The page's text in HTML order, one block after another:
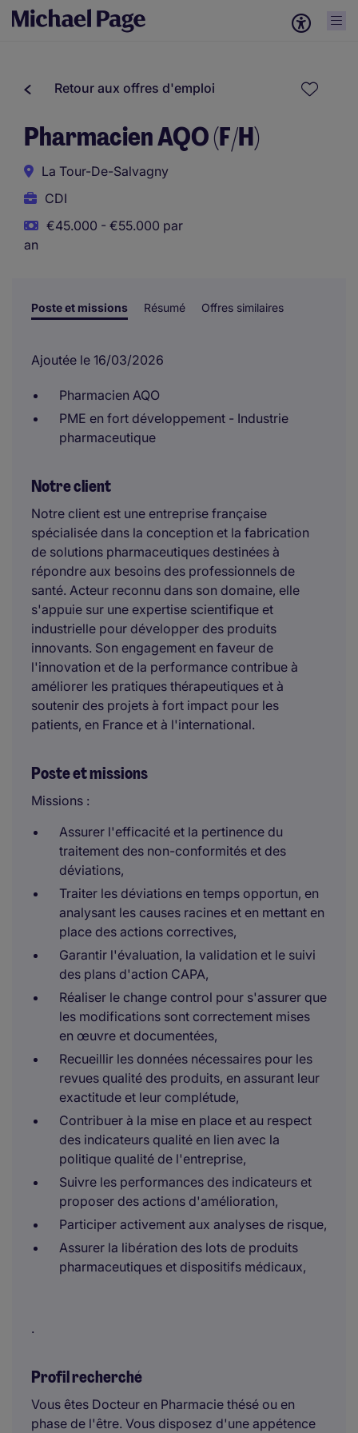
Retour aux offres d'emploi
Pharmacien AQO (F/H)
La Tour-De-Salvagny
CDI
€45.000 - €55.000 par
an
Poste et missions Résumé Offres similaires
Ajoutée le 16/03/2026
Pharmacien AQO
PME en fort développement - Industrie
pharmaceutique
Notre client
Notre client est une entreprise française
spécialisée dans la conception et la fabrication
de solutions pharmaceutiques destinées à
répondre aux besoins des professionnels de
santé. Acteur reconnu dans son domaine, elle
s'appuie sur une expertise scientifique et
industrielle pour développer des produits
innovants. Son engagement en faveur de
l'innovation et de la performance contribue à
améliorer les pratiques thérapeutiques et à
soutenir des projets à fort impact pour les
patients, en France et à l'international.
Poste et missions
Missions :
Assurer l'efficacité et la pertinence du
traitement des non-conformités et des
déviations,
Traiter les déviations en temps opportun, en
analysant les causes racines et en mettant en
place des actions correctives,
Garantir l'évaluation, la validation et le suivi
des plans d'action CAPA,
Réaliser le change control pour s'assurer que
les modifications sont correctement mises
en œuvre et documentées,
Recueillir les données nécessaires pour les
revues qualité des produits, en assurant leur
exactitude et leur complétude,
Contribuer à la mise en place et au respect
des indicateurs qualité en lien avec la
politique qualité de l'entreprise,
Suivre les performances des indicateurs et
proposer des actions d'amélioration,
Participer activement aux analyses de risque,
Assurer la libération des lots de produits
pharmaceutiques et dispositifs médicaux,
.
Profil recherché
Vous êtes Docteur en Pharmacie thésé ou en
phase de l'être. Vous disposez d'une appétence